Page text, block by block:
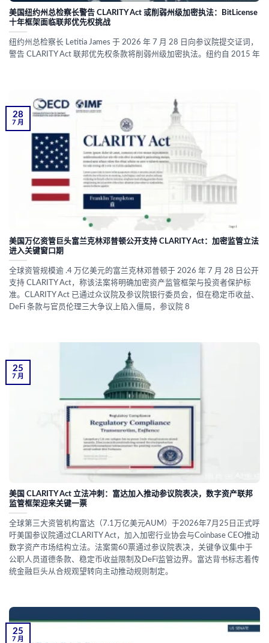
美国纽约州总检察长警告 CLARITY Act 或削弱州级加密执法：BitLicense
十年框架面临联邦优先权挑战
纽约州总检察长 Letitia James 于 2026 年 7 月 28 日向参议院提交证词，
警告 CLARITY Act 联邦优先权条款将削弱州级加密执法。纽约自 2015 年
美国万亿资管巨头富兰克林邓普顿公开支持 CLARITY Act：加密监管立法
进入关键窗口期
全球资管规模逾 .4 万亿美元的富兰克林邓普顿于 2026 年 7 月 28 日公开
支持 CLARITY Act，称该法案将明确加密资产监管框架与投资者保护标
准。CLARITY Act 已通过众议院及参议院银行委员会，但在稳定币收益、
DeFi 条款与官员伦理三大争议上陷入僵局，参议院 8
28
7 月
美国 CLARITY Act 立法冲刺：富达加入推动参议院表决，数字资产联邦
监管框架迎来关键一票
全球第三大资管机构富达（7.1万亿美元AUM）于2026年7月25日正式呼
吁美国参议院通过CLARITY Act，加入加密行业协会与Coinbase CEO推动
数字资产市场结构立法。法案需60票通过参议院表决，关键争议集中于
公职人员道德条款、稳定币收益限制及DeFi监管边界。富达背书标志着传
统金融巨头从合规观望转向主动推动规则制定。
25
7 月
25
7 月